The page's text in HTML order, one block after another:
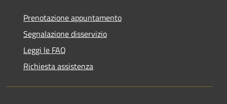
Prenotazione appuntamento
Segnalazione disservizio
Leggi le FAQ
Richiesta assistenza